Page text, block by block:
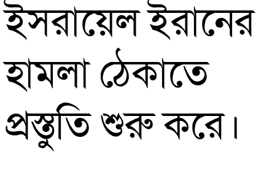
ইসরায়েল ইরানের
হামলা ঠেকাতে
প্রস্তুতি শুরু করে।